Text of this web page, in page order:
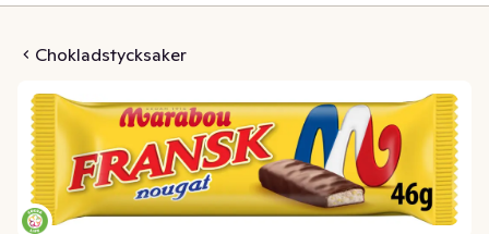
Chokladstycksaker
Nougat